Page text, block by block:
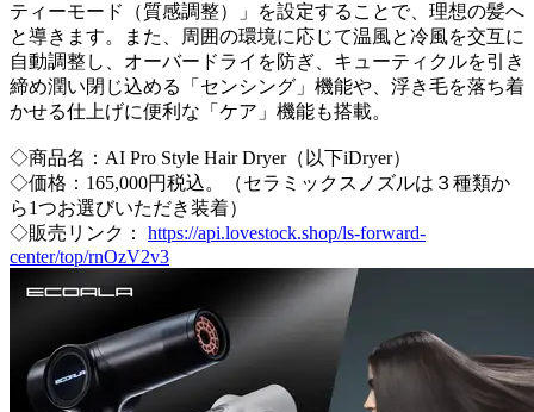
ティーモード（質感調整）」を設定することで、理想の髪へ
と導きます。また、周囲の環境に応じて温風と冷風を交互に
自動調整し、オーバードライを防ぎ、キューティクルを引き
締め潤い閉じ込める「センシング」機能や、浮き毛を落ち着
かせる仕上げに便利な「ケア」機能も搭載。
◇商品名：AI Pro Style Hair Dryer（以下iDryer）
◇価格：165,000円税込。（セラミックスノズルは３種類か
ら1つお選びいただき装着）
◇販売リンク： https://api.lovestock.shop/ls-forward-
center/top/rnOzV2v3